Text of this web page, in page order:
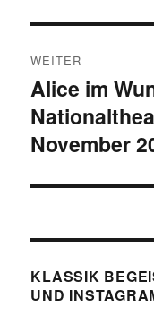
WEITER
Nächster
Beitrag:
Alice im
November
KLASSIK
UND